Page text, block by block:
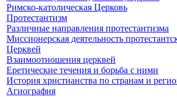
Римско-католическая Церковь
Протестантизм
Различные направления протестантизма
Миссионерская деятельность
Церквей
Взаимоотношения церквей
Еретические течения и борьба с ними
История христианства по странам и
Агиография